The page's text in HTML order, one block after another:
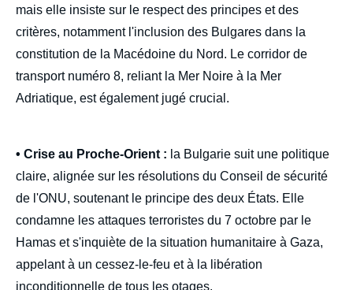
mais elle insiste sur le respect des principes et des
critères, notamment l'inclusion des Bulgares dans la
constitution de la Macédoine du Nord. Le corridor de
transport numéro 8, reliant la Mer Noire à la Mer
Adriatique, est également jugé crucial.
• Crise au Proche-Orient : la Bulgarie suit une politique
claire, alignée sur les résolutions du Conseil de sécurité
de l'ONU, soutenant le principe des deux États. Elle
condamne les attaques terroristes du 7 octobre par le
Hamas et s'inquiète de la situation humanitaire à Gaza,
appelant à un cessez-le-feu et à la libération
inconditionnelle de tous les otages.